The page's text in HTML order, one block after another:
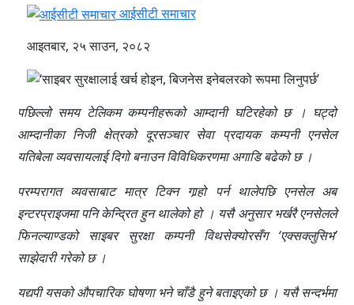
आईसीटी समाचार
आइतबार, २५ साउन, २०८२
पछिल्लो समय टेलिकम कम्पनीहरूको आम्दानी घटिरहेको छ । घट्दो
आम्दानीका निजी क्षेत्रको दूरसञ्चार सेवा प्रदायक कम्पनी एनसेल
यतिबेला व्यवसायलाई दिगो बनाउन विविधिकरणमा अगाडि बढेको छ ।
परम्परागत व्यवसाबाट मात्र टिक्न गार्‍हो पर्न थालेपछि एनसेल अब
इन्टरप्राइजमा पनि केन्द्रित हुन थालेको हो । यसै अनुसार भर्खरै एनसेलले
फिनल्याण्डको साइबर सुरक्षा कम्पनी विथसेक्योरसँग ‘एक्सक्लुसिभ’
साझेदारी गरेको छ ।
यद्यपी यसको औपचारिक घोषणा भने चाँडै हुने बताइएको छ । यसै सन्दर्भमा